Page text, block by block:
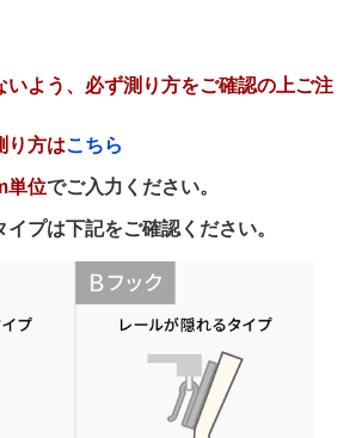
いよう、必ず測り方をご確認の上ご注
り方はこちら
単位でご入力ください。
プは下記をご確認ください。